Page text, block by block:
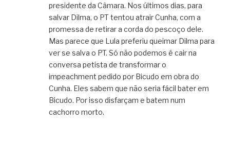
presidente da Câmara. Nos últimos dias, para
salvar Dilma, o PT tentou atrair Cunha, com a
promessa de retirar a corda do pescoço dele.
Mas parece que Lula preferiu queimar Dilma para
ver se salva o PT. Só não podemos é cair na
conversa petista de transformar o
impeachment pedido por Bicudo em obra do
Cunha. Eles sabem que não seria fácil bater em
Bicudo. Por isso disfarçam e batem num
cachorro morto.